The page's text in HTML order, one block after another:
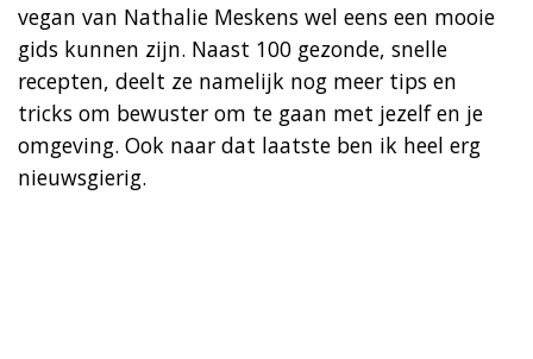
vegan van Nathalie Meskens wel eens een mooie
gids kunnen zijn. Naast 100 gezonde, snelle
recepten, deelt ze namelijk nog meer tips en
tricks om bewuster om te gaan met jezelf en je
omgeving. Ook naar dat laatste ben ik heel erg
nieuwsgierig.